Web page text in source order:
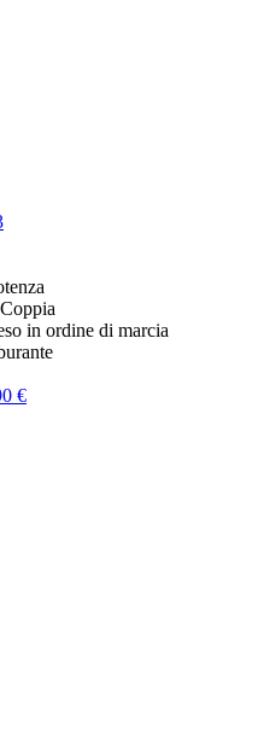
Coppia
in ordine di marcia
€